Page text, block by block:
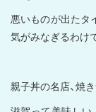
悪いものが出たタ
気がみなぎるわけ
親子丼の名店、焼き